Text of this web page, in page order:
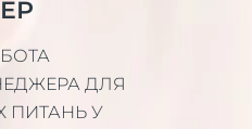
ДЛЯ
ПИТАНЬ У